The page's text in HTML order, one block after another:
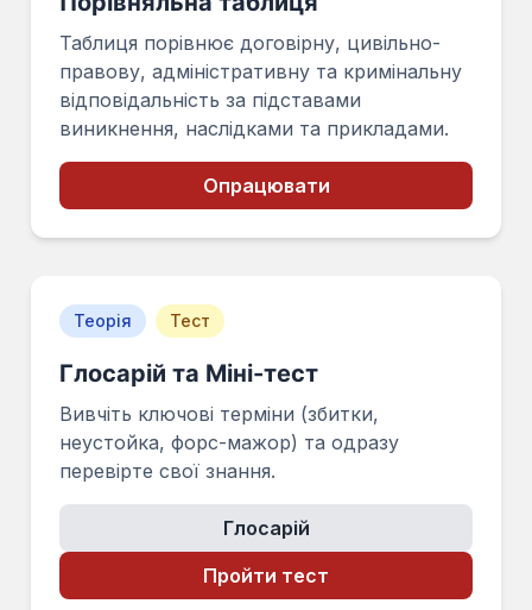
Таблиця порівнює договірну, цивільно-
правову, адміністративну та кримінальну
відповідальність за підставами
виникнення, наслідками та прикладами.
Опрацювати
Теорія Тест
Глосарій та Міні-тест
Вивчіть ключові терміни (збитки,
неустойка, форс-мажор) та одразу
перевірте свої знання.
Глосарій
Пройти тест